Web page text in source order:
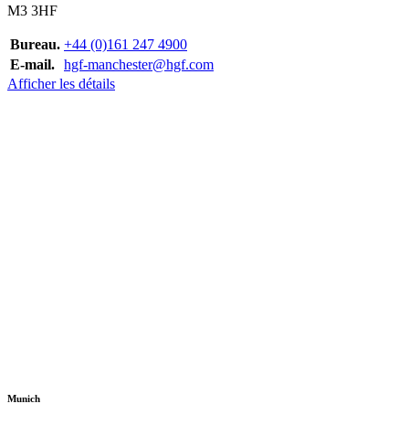
M3 3HF
Bureau. +44 (0)161 247 4900
E-mail. hgf-manchester@hgf.com
Afficher les détails
Munich